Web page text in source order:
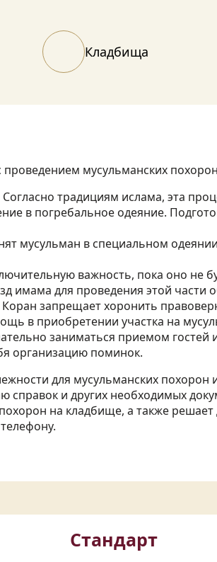
Кладбища
мусульманских
традициям ислама, эта
в погребальное одеяние.
мусульман в специальном
важность, пока оно не
имама для проведения этой части
запрещает хоронить
в приобретении участка на
заниматься приемом гостей
организацию поминок.
для мусульманских похорон
справок и других необходимых
на кладбище, а также
Стандарт